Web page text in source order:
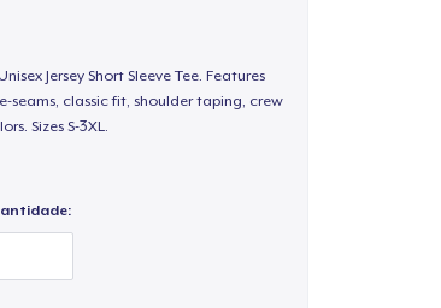
Jersey Short Sleeve Tee. Features
seams, classic fit, shoulder taping, crew
Sizes S-3XL.